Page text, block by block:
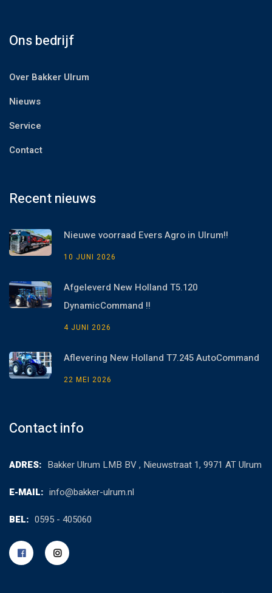
Ons bedrijf
Over Bakker Ulrum
Nieuws
Service
Contact
Recent nieuws
Nieuwe voorraad Evers Agro in Ulrum!!
10 JUNI 2026
Afgeleverd New Holland T5.120
DynamicCommand !!
4 JUNI 2026
Aflevering New Holland T7.245 AutoCommand
22 MEI 2026
Contact info
ADRES: Bakker Ulrum LMB BV , Nieuwstraat 1, 9971 AT Ulrum
E-MAIL: info@bakker-ulrum.nl
BEL: 0595 - 405060